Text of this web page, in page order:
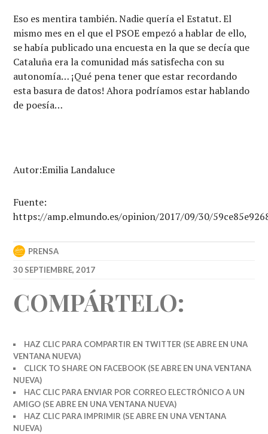
Eso es mentira también. Nadie quería el Estatut. El
mismo mes en el que el PSOE empezó a hablar de ello,
se había publicado una encuesta en la que se decía que
Cataluña era la comunidad más satisfecha con su
autonomía… ¡Qué pena tener que estar recordando
esta basura de datos! Ahora podríamos estar hablando
de poesía…
Autor:Emilia Landaluce
Fuente:
https://amp.elmundo.es/opinion/2017/09/30/
PRENSA
30 SEPTIEMBRE, 2017
COMPÁRTELO:
HAZ CLIC PARA COMPARTIR EN TWITTER (SE ABRE EN UNA
VENTANA NUEVA)
CLICK TO SHARE ON FACEBOOK (SE ABRE EN UNA VENTANA
NUEVA)
HAC CLIC PARA ENVIAR POR CORREO ELECTRÓNICO A UN
AMIGO (SE ABRE EN UNA VENTANA NUEVA)
HAZ CLIC PARA IMPRIMIR (SE ABRE EN UNA VENTANA
NUEVA)